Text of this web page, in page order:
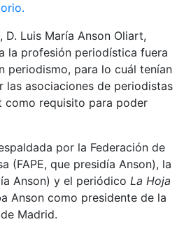
D. Luis María Anson Oliart,
la profesión periodística fuera
periodismo, para lo cuál tenían
las asociaciones de periodistas
como requisito para poder
por la Federación de
(FAPE, que presidía Anson), la
Anson) y el periódico La Hoja
Anson como presidente de la
Madrid.